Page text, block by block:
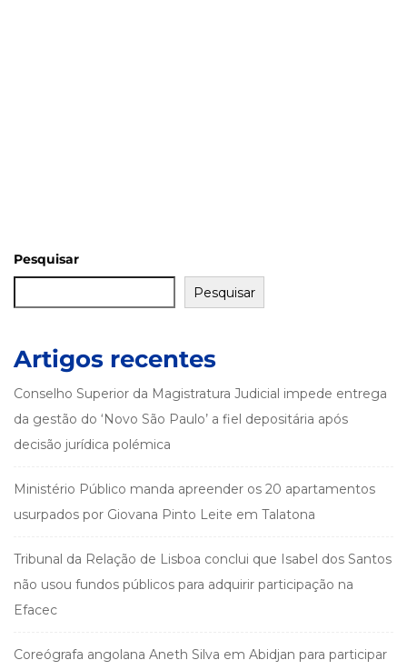
Pesquisar
Pesquisar
Artigos recentes
Conselho Superior da Magistratura Judicial impede entrega
da gestão do ‘Novo São Paulo’ a fiel depositária após
decisão jurídica polémica
Ministério Público manda apreender os 20 apartamentos
usurpados por Giovana Pinto Leite em Talatona
Tribunal da Relação de Lisboa conclui que Isabel dos Santos
não usou fundos públicos para adquirir participação na
Efacec
Coreógrafa angolana Aneth Silva em Abidjan para participar